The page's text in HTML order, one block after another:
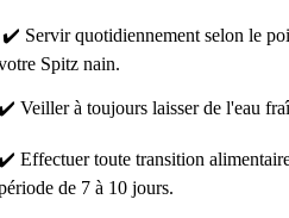
✔️ Servir quotidiennement selon le
Spitz nain.
Veiller à toujours laisser de l'eau
Effectuer toute transition
de 7 à 10 jours.